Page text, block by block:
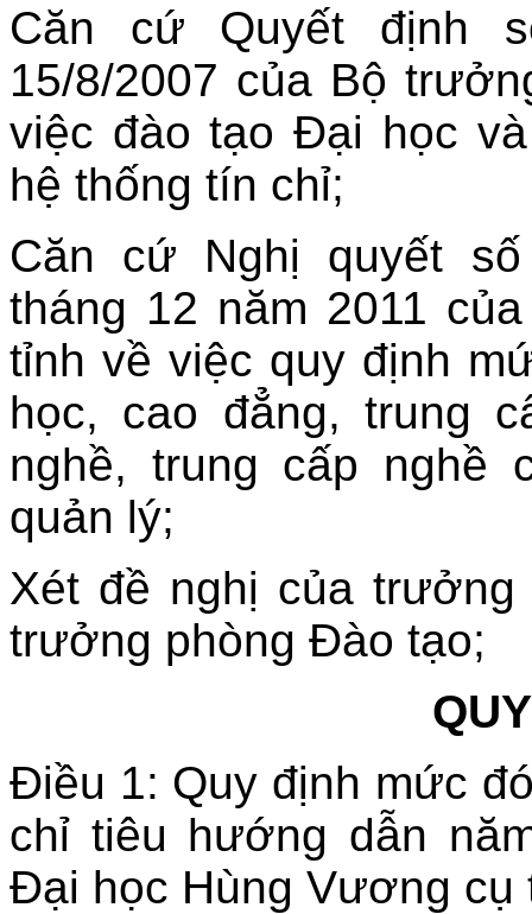
Căn cứ Quyết định
15/8/2007 của Bộ
việc đào tạo Đại học
hệ thống tín chỉ;
Căn cứ Nghị quyết số
tháng 12 năm 2011
tỉnh về việc quy định
học, cao đẳng, trung
nghề, trung cấp nghề
quản lý;
Xét đề nghị của
trưởng phòng Đào tạo;
Điều 1: Quy định mức
chỉ tiêu hướng dẫn
Đại học Hùng Vương cụ